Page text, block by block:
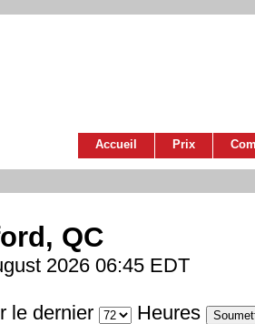
Accueil Prix
QC
2026 06:45 EDT
le dernier Heures